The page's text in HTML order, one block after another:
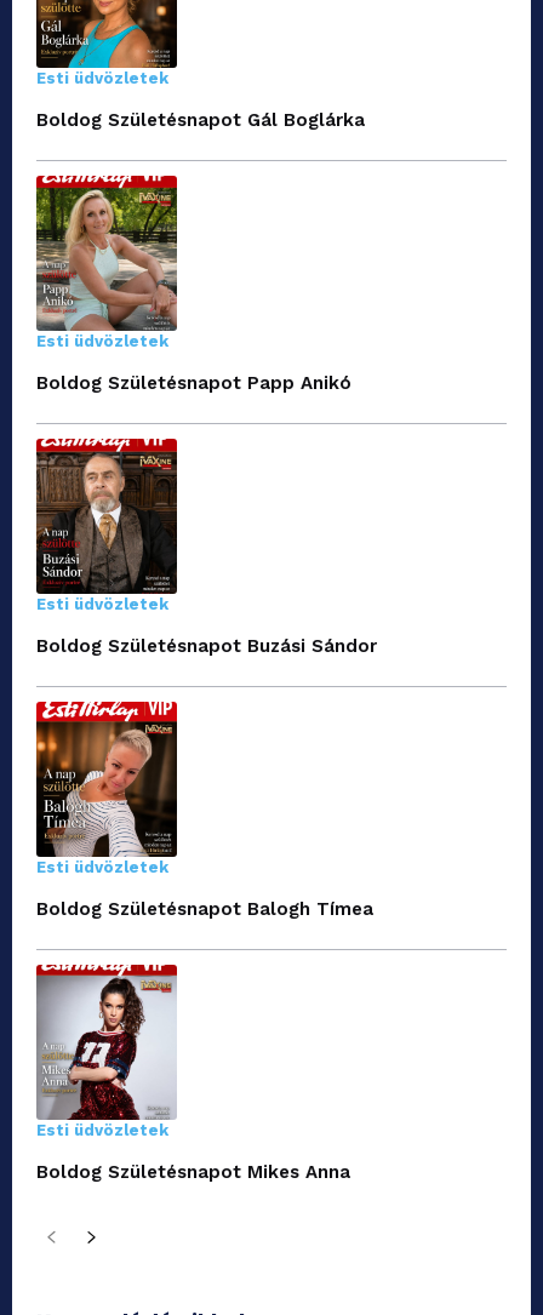
Esti üdvözletek
Boldog Születésnapot Gál Boglárka
Esti üdvözletek
Boldog Születésnapot Papp Anikó
Esti üdvözletek
Boldog Születésnapot Buzási Sándor
Esti üdvözletek
Boldog Születésnapot Balogh Tímea
Esti üdvözletek
Boldog Születésnapot Mikes Anna